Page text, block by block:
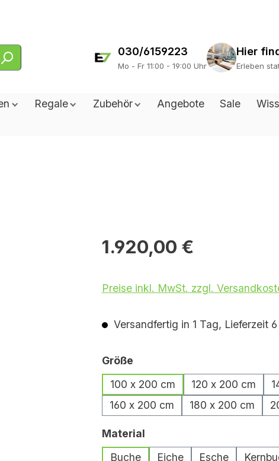
030/6159223
Mo - Fr 11:00 - 19:00 Uhr Erleben
Regale Zubehör Angebote Sale
1.920,00 €
Preise inkl. MwSt. zzgl.
Versandfertig in 1 Tag, Lieferzeit
Größeauswählen
100 x 200 cm
120 x 200 cm
160 x 200 cm
180 x 200 cm
Materialauswählen
Buche
Eiche Esche